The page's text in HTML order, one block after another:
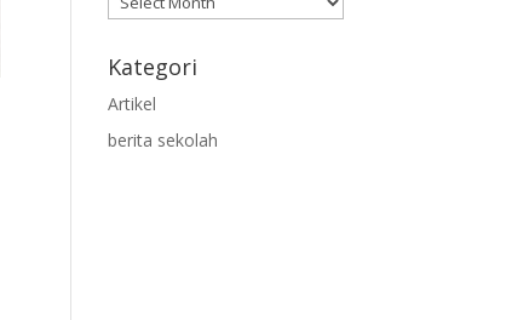
Berita
Kategori
Artikel
berita sekolah